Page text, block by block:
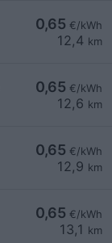
0,65 €/kWh
12,4 km
0,65 €/kWh
12,6 km
0,65 €/kWh
12,9 km
0,65 €/kWh
13,1 km